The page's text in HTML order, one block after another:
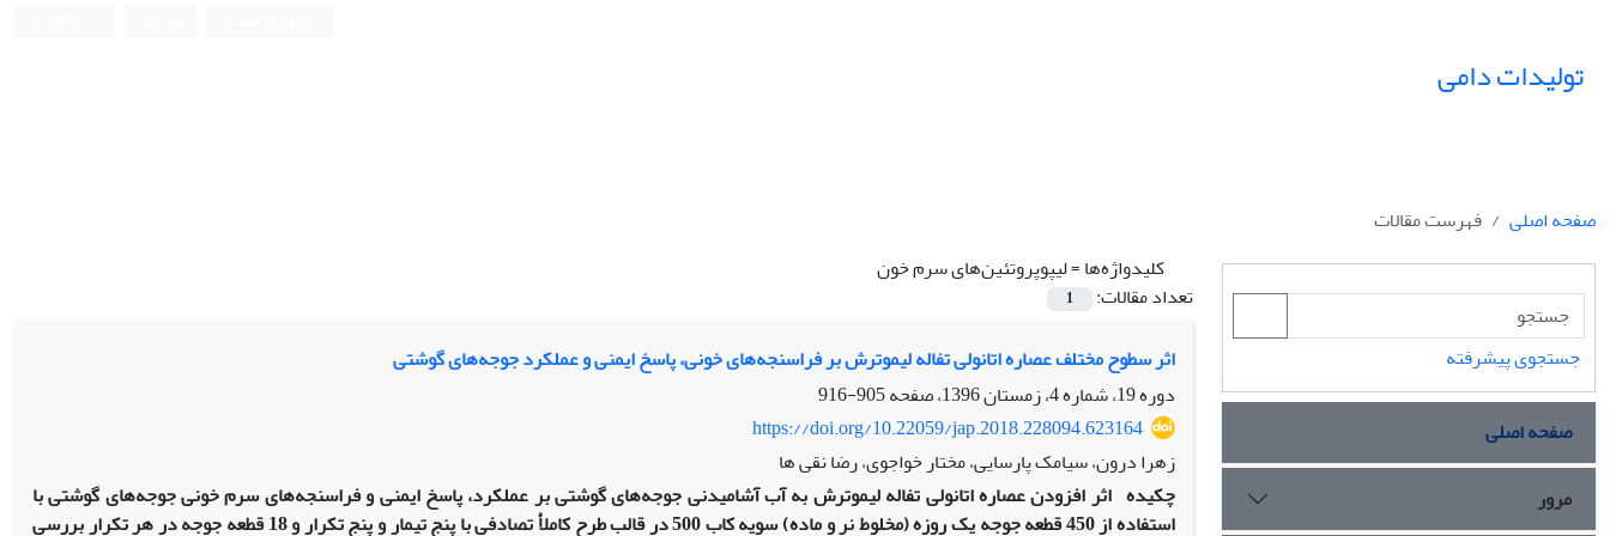
تولیدات دامی
صفحه اصلی
فهرست مقالات
کلیدواژه‌ها =لیپوپروتئین‌های سرم خون
تعداد مقالات:
1
اثر سطوح مختلف عصاره اتانولی تفاله‌ لیموترش بر فراسنجه‌های خونی، پاسخ ایمنی و عملکرد جوجه‌های گوشتی
دوره 19، شماره 4، زمستان 1396، صفحه
905-916
https://doi.org/10.22059/jap.2018.228094.623164
زهرا درون، سیامک پارسایی، مختار خواجوی، رضا نقی ها
چکیده اثر افزودن عصاره اتانولی تفاله لیموترش به آب آشامیدنی جوجه‌های گوشتی بر عملکرد، پاسخ ایمنی و فراسنجه‌های سرم خونی جوجه‌های گوشتی با
استفاده از 450 قطعه جوجه یک ‌روزه (مخلوط نر و ماده) سویه کاب 500 در قالب طرح کاملأ تصادفی با پنج تیمار و پنج تکرار و 18 قطعه جوجه در هر تکرار بررسی
جستجوی پیشرفته
صفحه اصلی
مرور